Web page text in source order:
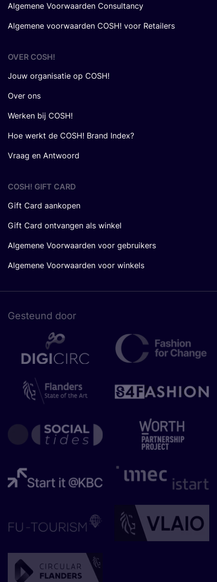
Algemene Voorwaarden Consultancy
Algemene voorwaarden COSH! voor Retailers
OVER COSH!
Jouw organisatie op COSH!
Over ons
Werken bij COSH!
Hoe werkt de COSH! Brand Index?
Vraag en Antwoord
COSH! GIFT CARD
Gift Card aankopen
Gift Card ontvangen als winkel
Algemene Voorwaarden voor gebruikers
Algemene Voorwaarden voor winkels
Gesteund door